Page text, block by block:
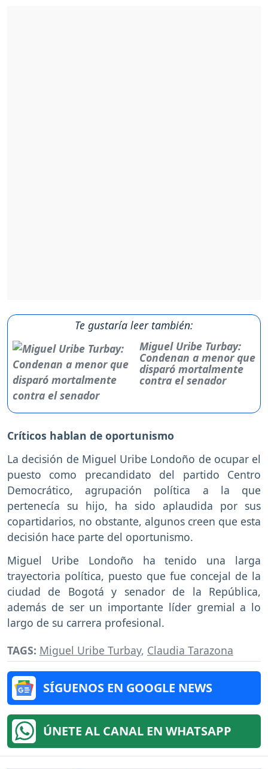
Te gustaría leer también:
Miguel Uribe Turbay:
Condenan a menor que
disparó mortalmente
contra el senador
Críticos hablan de oportunismo
La decisión de Miguel Uribe Londoño de ocupar el
puesto como precandidato del partido Centro
Democrático, agrupación política a la que
pertenecía su hijo, ha sido aplaudida por sus
copartidarios, no obstante, algunos creen que esta
decisión hace parte del oportunismo.
Miguel Uribe Londoño ha tenido una larga
trayectoria política, puesto que fue concejal de la
ciudad de Bogotá y senador de la República,
además de ser un importante líder gremial a lo
largo de su carrera profesional.
TAGS: Miguel Uribe Turbay, Claudia Tarazona
SÍGUENOS EN GOOGLE NEWS
ÚNETE AL CANAL EN WHATSAPP